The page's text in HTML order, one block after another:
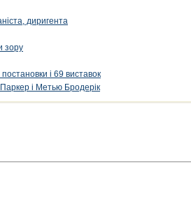
диригента
зору
і 69 виставок
Паркер і Метью Бродерік